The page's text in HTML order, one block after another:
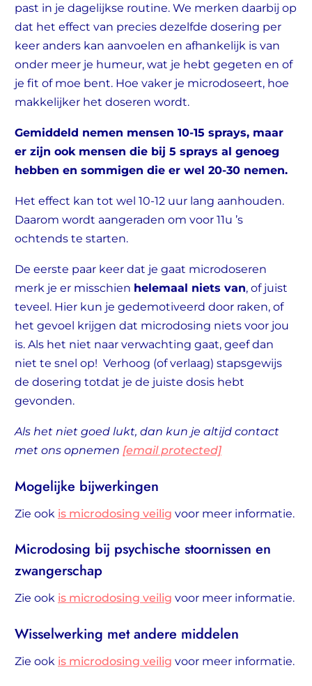
past in je dagelijkse routine. We merken daarbij op
dat het effect van precies dezelfde dosering per
keer anders kan aanvoelen en afhankelijk is van
onder meer je humeur, wat je hebt gegeten en of
je fit of moe bent. Hoe vaker je microdoseert, hoe
makkelijker het doseren wordt.
Gemiddeld nemen mensen 10-15 sprays, maar
er zijn ook mensen die bij 5 sprays al genoeg
hebben en sommigen die er wel 20-30 nemen.
Het effect kan tot wel 10-12 uur lang aanhouden.
Daarom wordt aangeraden om voor 11u ’s
ochtends te starten.
De eerste paar keer dat je gaat microdoseren
merk je er misschien helemaal niets van, of juist
teveel. Hier kun je gedemotiveerd door raken, of
het gevoel krijgen dat microdosing niets voor jou
is. Als het niet naar verwachting gaat, geef dan
niet te snel op! Verhoog (of verlaag) stapsgewijs
de dosering totdat je de juiste dosis hebt
gevonden.
Als het niet goed lukt, dan kun je altijd contact
met ons opnemen [email protected]
Mogelijke bijwerkingen
Zie ook is microdosing veilig voor meer informatie.
Microdosing bij psychische stoornissen en
zwangerschap
Zie ook is microdosing veilig voor meer informatie.
Wisselwerking met andere middelen
Zie ook is microdosing veilig voor meer informatie.